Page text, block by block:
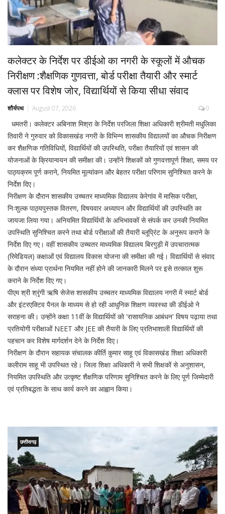
कलेक्टर के निर्देश पर डीईओ का नगरी के स्कूलों में औचक
निरीक्षण :शैक्षणिक गुणवत्ता, बोर्ड परीक्षा तैयारी और स्मार्ट
क्लास पर विशेष जोर, विद्यार्थियों से किया सीधा संवाद
शौर्यपथ August 07, 2026 0
धमतरी। कलेक्टर अबिनाश मिश्रा के निर्देश परजिला शिक्षा अधिकारी श्रीमती मधुलिका
तिवारी ने गुरुवार को विकासखंड नगरी के विभिन्न शासकीय विद्यालयों का औचक निरीक्षण
कर शैक्षणिक गतिविधियों, विद्यार्थियों की उपस्थिति, परीक्षा तैयारियों एवं शासन की
योजनाओं के क्रियान्वयन की समीक्षा की। उन्होंने शिक्षकों को गुणवत्तापूर्ण शिक्षा, समय पर
पाठ्यक्रम पूर्ण कराने, नियमित मूल्यांकन और बेहतर परीक्षा परिणाम सुनिश्चित करने के
निर्देश दिए।
निरीक्षण के दौरान शासकीय उच्चतर माध्यमिक विद्यालय केरेगांव में मासिक परीक्षा,
निःशुल्क पाठ्यपुस्तक वितरण, विषयवार अध्यापन और विद्यार्थियों की उपस्थिति का
जायजा लिया गया। अनियमित विद्यार्थियों के अभिभावकों से संपर्क कर उनकी नियमित
उपस्थिति सुनिश्चित करने तथा बोर्ड परीक्षाओं की तैयारी ब्लूप्रिंट के अनुरूप कराने के
निर्देश दिए गए। वहीं शासकीय उच्चतर माध्यमिक विद्यालय बिरगुड़ी में उपचारात्मक
(रिमेडियल) कक्षाओं एवं विद्यालय विकास योजना की समीक्षा की गई। विद्यार्थियों से संवाद
के दौरान संध्या प्रार्थना नियमित नहीं होने की जानकारी मिलने पर इसे तत्काल शुरू
कराने के निर्देश दिए गए।
पीएम श्री श्रृंगी ऋषि सेजेस शासकीय उच्चतर माध्यमिक विद्यालय नगरी में स्मार्ट बोर्ड
और इंटरएक्टिव पैनल के माध्यम से हो रही आधुनिक शिक्षण व्यवस्था की डीईओ ने
सराहना की। उन्होंने कक्षा 11वीं के विद्यार्थियों को 'रासायनिक आबंधन' विषय पढ़ाया तथा
प्रतियोगी परीक्षाओं NEET और JEE की तैयारी के लिए प्रतिभाशाली विद्यार्थियों की
पहचान कर विशेष मार्गदर्शन देने के निर्देश दिए।
निरीक्षण के दौरान सहायक संचालक कीर्ति कुमार साहू एवं विकासखंड शिक्षा अधिकारी
कलीराम साहू भी उपस्थित रहे। जिला शिक्षा अधिकारी ने सभी शिक्षकों से अनुशासन,
नियमित उपस्थिति और उत्कृष्ट शैक्षणिक परिणाम सुनिश्चित करने के लिए पूर्ण जिम्मेदारी
एवं प्रतिबद्धता के साथ कार्य करने का आह्वान किया।
छत्तीसगढ़